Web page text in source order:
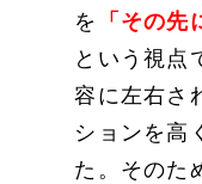
を
「その先
という視点
容に左右さ
ションを高
た。そのた